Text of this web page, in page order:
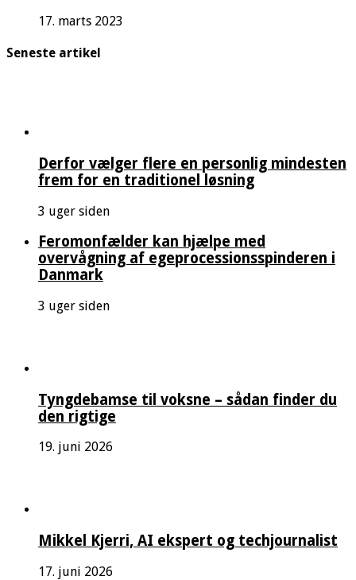
17. marts 2023
Seneste artikel
Derfor vælger flere en personlig mindesten
frem for en traditionel løsning
3 uger siden
Feromonfælder kan hjælpe med
overvågning af egeprocessionsspinderen i
Danmark
3 uger siden
Tyngdebamse til voksne – sådan finder du
den rigtige
19. juni 2026
Mikkel Kjerri, AI ekspert og techjournalist
17. juni 2026